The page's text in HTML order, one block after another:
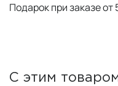
Подарок при заказе
С этим